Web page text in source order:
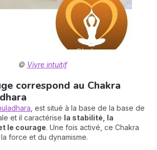
© Vivre intuitif
correspond au Chakra
, est situé à la base de la base de
et il caractérise la stabilité, la
le courage. Une fois activé, ce Chakra
force et du dynamisme.